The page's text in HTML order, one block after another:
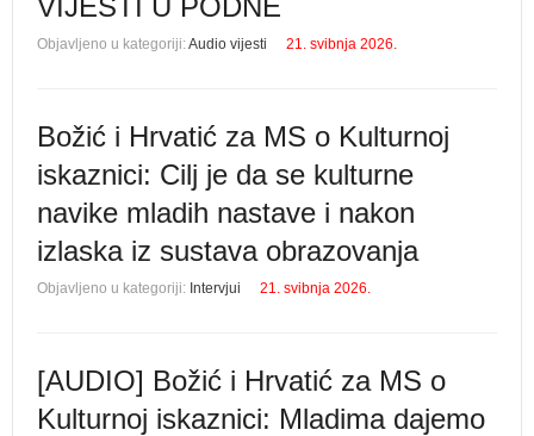
VIJESTI U PODNE
Objavljeno u kategoriji:Audio vijesti 21. svibnja 2026.
Božić i Hrvatić za MS o Kulturnoj
iskaznici: Cilj je da se kulturne
navike mladih nastave i nakon
izlaska iz sustava obrazovanja
Objavljeno u kategoriji: Intervjui 21. svibnja 2026.
[AUDIO] Božić i Hrvatić za MS o
Kulturnoj iskaznici: Mladima dajemo